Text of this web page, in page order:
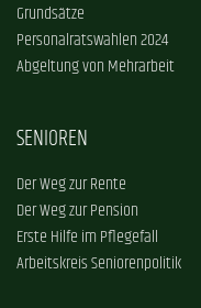
Grundsätze
Personalratswahlen 2024
Abgeltung von Mehrarbeit
SENIOREN
Der Weg zur Rente
Der Weg zur Pension
Erste Hilfe im Pflegefall
Arbeitskreis Seniorenpolitik